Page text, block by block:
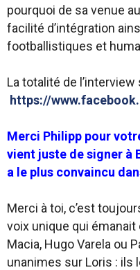
pourquoi de sa venue
facilité d’intégration
footballistiques et
La totalité de l’interview
https://
Merci Philipp pour
vient juste de signer à
a le plus convaincu
Merci à toi, c’est
voix unique qui émanait
Macia, Hugo Varela ou
unanimes sur Loris : ils